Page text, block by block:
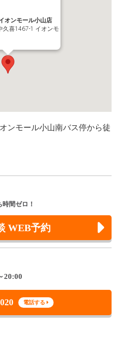
オンモール小山店
久喜1467-1 イオンモ
ンモール小山南バス停から徒
間ゼロ！
WEB予約
20:00
電話する